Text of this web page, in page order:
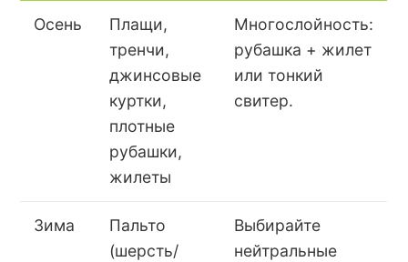
Осень
Плащи,
тренчи,
джинсовые
куртки,
плотные
рубашки,
жилеты
Многослойность:
рубашка + жилет
или тонкий
свитер.
Зима
Пальто
(шерсть/
Выбирайте
нейтральные